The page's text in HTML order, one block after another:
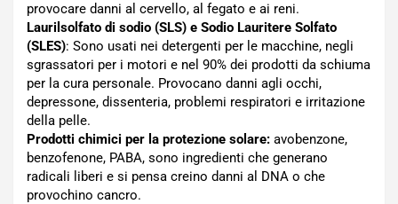
provocare danni al cervello, al fegato e ai reni.
Laurilsolfato di sodio (SLS) e Sodio Lauritere Solfato
(SLES): Sono usati nei detergenti per le macchine, negli
sgrassatori per i motori e nel 90% dei prodotti da schiuma
per la cura personale. Provocano danni agli occhi,
depressone, dissenteria, problemi respiratori e irritazione
della pelle.
Prodotti chimici per la protezione solare: avobenzone,
benzofenone, PABA, sono ingredienti che generano
radicali liberi e si pensa creino danni al DNA o che
provochino cancro.